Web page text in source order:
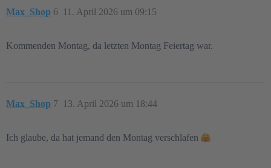
Max_Shop 11. April 2026 um 09:15
6
Kommenden Montag, da letzten Montag Feiertag war.
Max_Shop 13. April 2026 um 18:44
7
Ich glaube, da hat jemand den Montag verschlafen